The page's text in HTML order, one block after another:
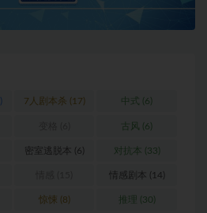
7人剧本杀 (17) 中式 (6)
古风 (6)
密室逃脱本 (6) 对抗本 (33)
情感剧本 (14)
惊悚 (8) 推理 (30)